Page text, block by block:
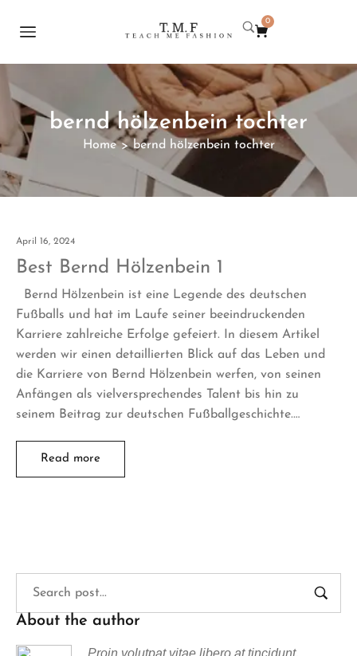
0
bernd hölzenbein tochter
Home > bernd hölzenbein tochter
April 16, 2024
Best Bernd Hölzenbein 1
Bernd Hölzenbein ist eine Legende des deutschen
Fußballs und hat im Laufe seiner beeindruckenden
Karriere zahlreiche Erfolge gefeiert. In diesem Artikel
werden wir einen detaillierten Blick auf das Leben und
die Karriere von Bernd Hölzenbein werfen, von seinen
Anfängen als vielversprechendes Talent bis hin zu
seinem Beitrag zur deutschen Fußballgeschichte.…
Read more
About the author
Proin volutpat vitae libero at tincidunt.